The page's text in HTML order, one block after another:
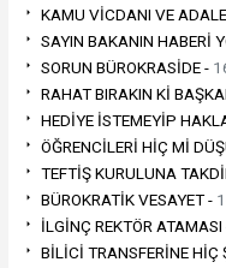
KAMU VİCDANI VE
SAYIN BAKANIN HABERİ
SORUN BÜROKRASİDE -
RAHAT BIRAKIN Kİ
HEDİYE İSTEMEYİP
ÖĞRENCİLERİ HİÇ Mİ
TEFTİŞ KURULUNA
BÜROKRATİK VESAYET -
İLGİNÇ REKTÖR ATAMASI
BİLİCİ TRANSFERİNE HİÇ